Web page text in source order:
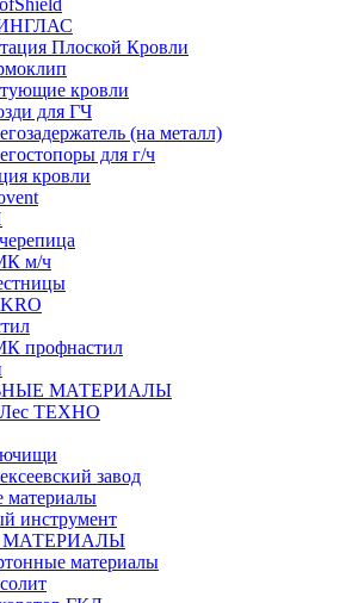
Плоской Кровли
кровли
для ГЧ
(на металл)
для г/ч
кровли
м/ч
профнастил
МАТЕРИАЛЫ
ТЕХНО
завод
материалы
инструмент
материалы